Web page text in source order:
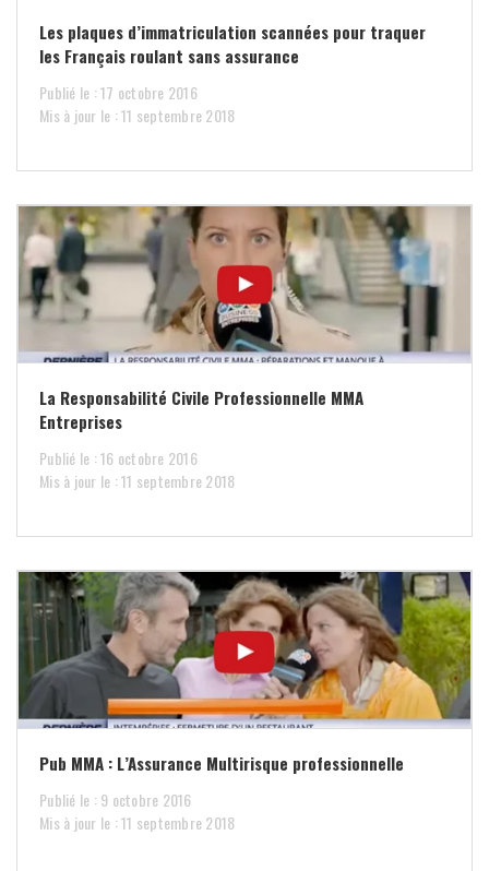
Les plaques d’immatriculation scannées pour traquer
les Français roulant sans assurance
Publié le : 17 octobre 2016
Mis à jour le : 11 septembre 2018
La Responsabilité Civile Professionnelle MMA
Entreprises
Publié le : 16 octobre 2016
Mis à jour le : 11 septembre 2018
Pub MMA : L’Assurance Multirisque professionnelle
Publié le : 9 octobre 2016
Mis à jour le : 11 septembre 2018